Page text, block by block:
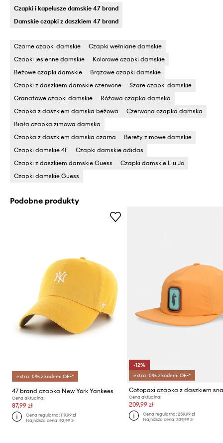
Czapki i kapelusze damskie 47 brand
Damskie czapki z daszkiem 47 brand
Czarne czapki damskie
Czapki wełniane damskie
Czapki jesienne damskie
Kolorowe czapki damskie
Beżowe czapki damskie
Brązowe czapki damskie
Czapki z daszkiem damskie czerwone
Szare czapki damskie
Granatowe czapki damskie
Różowa czapka damska
Czapka z daszkiem damska beżowa
Czerwona czapka damska
Biała czapka zimowa damska
Czapka z daszkiem damska czarna
Berety zimowe damskie
Czapki damskie 4F
Czapki damskie adidas
Czapki z daszkiem damskie Guess
Czapki damskie Liu Jo
Czapki damskie Guess
Podobne produkty
extra -5% z kodem: OFF*
47 brand czapka New York Yankees
Cena aktualna:
87,99 zł
Cena regularna:119,99 zł
Najniższa cena:92,99 zł
-12%
extra -5% z kodem: OFF*
Cena aktualna:
209,99 zł
Cena regularna: 239,99 zł
Najniższa cena: 239,99 zł